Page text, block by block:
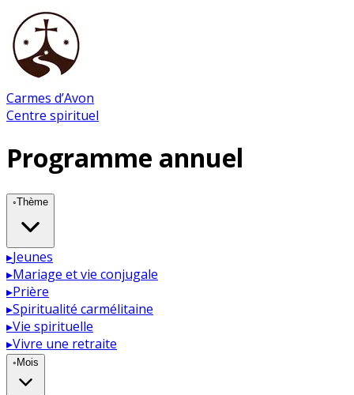
Carmes d’Avon
Centre spirituel
Programme annuel
◦Thème
▸Jeunes
▸Mariage et vie conjugale
▸Prière
▸Spiritualité carmélitaine
▸Vie spirituelle
▸Vivre une retraite
◦ Mois